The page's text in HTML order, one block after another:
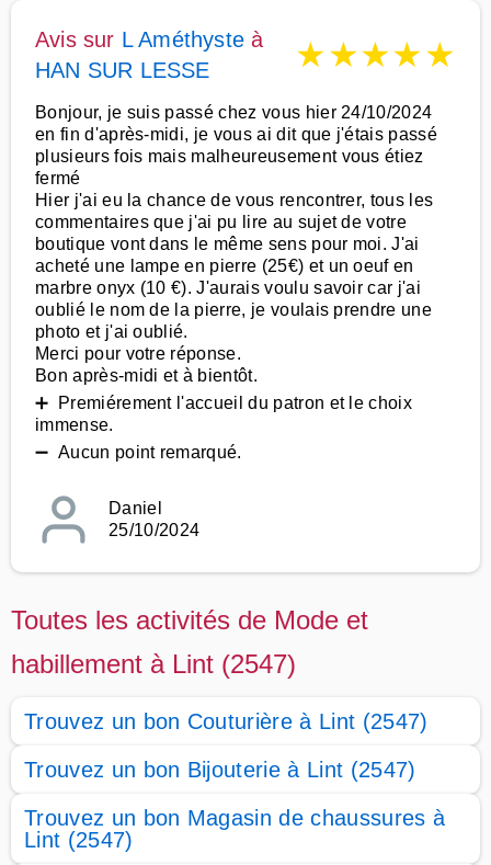
Avis sur L Améthyste à
HAN SUR LESSE
★★★★★
Bonjour, je suis passé chez vous hier 24/10/2024
en fin d'après-midi, je vous ai dit que j'étais passé
plusieurs fois mais malheureusement vous étiez
fermé
Hier j'ai eu la chance de vous rencontrer, tous les
commentaires que j'ai pu lire au sujet de votre
boutique vont dans le même sens pour moi. J'ai
acheté une lampe en pierre (25€) et un oeuf en
marbre onyx (10 €). J'aurais voulu savoir car j'ai
oublié le nom de la pierre, je voulais prendre une
photo et j'ai oublié.
Merci pour votre réponse.
Bon après-midi et à bientôt.
➕ Premiérement l'accueil du patron et le choix
immense.
➖ Aucun point remarqué.
Daniel
25/10/2024
Toutes les activités de Mode et
habillement à Lint (2547)
Trouvez un bon Couturière à Lint (2547)
Trouvez un bon Bijouterie à Lint (2547)
Trouvez un bon Magasin de chaussures à
Lint (2547)